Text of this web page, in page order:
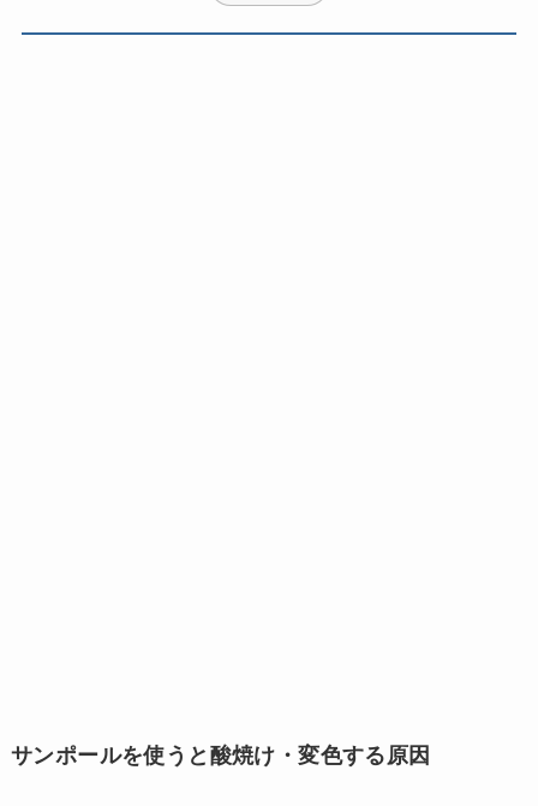
サンポールを使うと酸焼け・変色する原因